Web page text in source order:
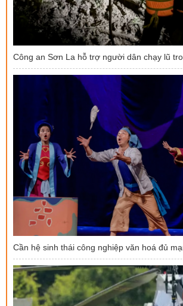
Công an Sơn La hỗ trợ người dân chạy lũ
Cần hệ sinh thái công nghiệp văn hoá đủ